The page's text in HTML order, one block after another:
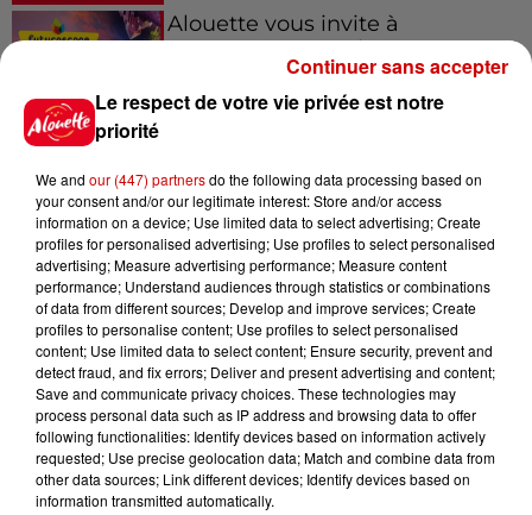
Alouette vous invite à
Futuroscope Xperiences !
Le Duel - Gagnez votre balade
en jet ski !
Podcasts Voir plus
Kelly Massol, figure
emblématique de
l'entrepreneuriat féminin
Le respect de votre vie privée est notre
priorité
We and our (447) partnersdo the following data processing based on
your consent and/or our legitimate interest: Store and/or access
information on a device; Use limited data to select advertising; Create
profiles for personalised advertising; Use profiles to select personalised
advertising; Measure advertising performance; Measure content
performance; Understand audiences through statistics or combinations
of data from different sources; Develop and improve services; Create
profiles to personalise content; Use profiles to select personalised
content; Use limited data to select content; Ensure security, prevent and
detect fraud, and fix errors; Deliver and present advertising and content;
Save and communicate privacy choices. These technologies may
process personal data such as IP address and browsing data to offer
following functionalities: Identify devices based on information actively
requested; Use precise geolocation data; Match and combine data from
other data sources; Link different devices; Identify devices based on
information transmitted automatically.
Continuer sans accepter